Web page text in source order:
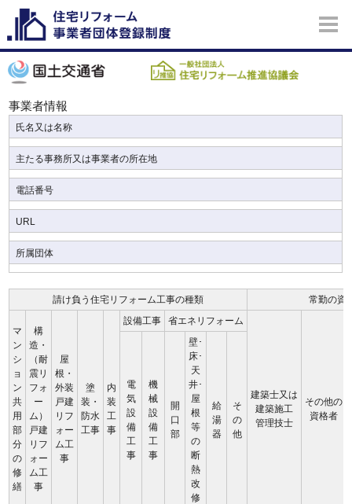
事業者情報
氏名又は名称
主たる事務所又は事業者の所在地
電話番号
URL
所属団体
請け負う住宅リフォーム工事の種類 常勤の資
マ
ン
シ
ョ
ン
共
用
部
分
の
修
繕
構
造・
（耐
震リ
フォ
ー
ム）
戸建
リフ
ォー
ム工
事
屋
根・
外装
戸建
リフ
ォー
ム工
事
塗
装・
防水
工事
内
装
工
事
設備工事 省エネリフォーム
建築士又は
建築施工
管理技士
その他の
資格者
電
気
設
備
工
事
機
械
設
備
工
事
開
口
部
壁･
床･
天
井･
屋
根
等
の
断
熱
改
修
給
湯
器
そ
の
他